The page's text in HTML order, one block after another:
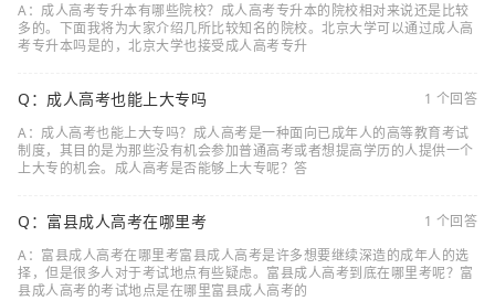
A：成人高考专升本有哪些院校？成人高考专升本的院校相对来说还是比较
多的。下面我将为大家介绍几所比较知名的院校。北京大学可以通过成人高
考专升本吗是的，北京大学也接受成人高考专升
Q：成人高考也能上大专吗
1 个回答
A：成人高考也能上大专吗？成人高考是一种面向已成年人的高等教育考试
制度，其目的是为那些没有机会参加普通高考或者想提高学历的人提供一个
上大专的机会。成人高考是否能够上大专呢？答
Q：富县成人高考在哪里考
1 个回答
A：富县成人高考在哪里考富县成人高考是许多想要继续深造的成年人的选
择，但是很多人对于考试地点有些疑虑。富县成人高考到底在哪里考呢？富
县成人高考的考试地点是在哪里富县成人高考的